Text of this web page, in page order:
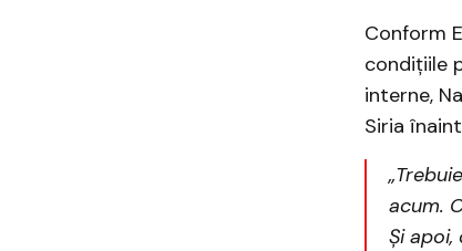
Conform
condițiile
interne,
Siria
acum.
Și